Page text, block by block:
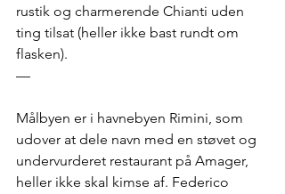
rustik og charmerende Chianti uden
ting tilsat (heller ikke bast rundt om
flasken).
—
Målbyen er i havnebyen Rimini, som
udover at dele navn med en støvet og
undervurderet restaurant på Amager,
heller ikke skal kimse af. Federico